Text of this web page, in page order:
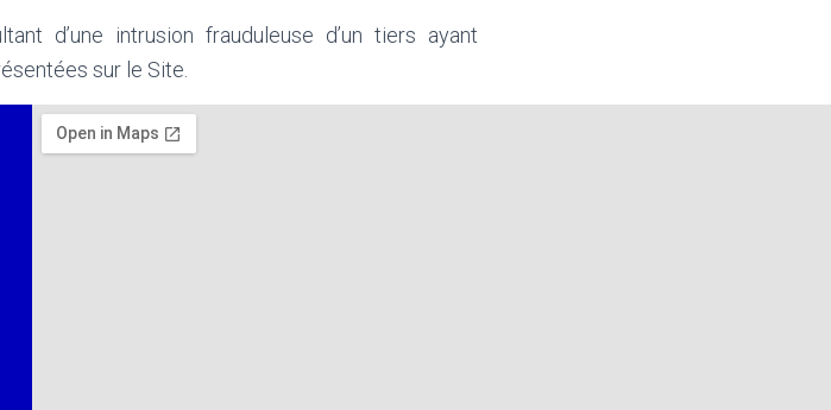
d’une intrusion frauduleuse d’un tiers ayant
sur le Site.